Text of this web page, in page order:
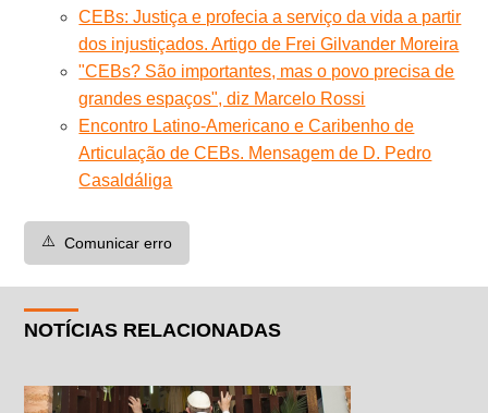
CEBs: Justiça e profecia a serviço da vida a partir
dos injustiçados. Artigo de Frei Gilvander Moreira
"CEBs? São importantes, mas o povo precisa de
grandes espaços", diz Marcelo Rossi
Encontro Latino-Americano e Caribenho de
Articulação de CEBs. Mensagem de D. Pedro
Casaldáliga
⚠️ Comunicar erro
NOTÍCIAS RELACIONADAS